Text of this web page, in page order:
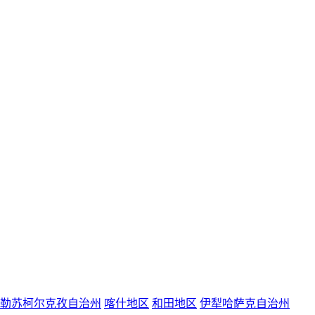
苏柯尔克孜自治州 喀什地区 和田地区 伊犁哈萨克自治州